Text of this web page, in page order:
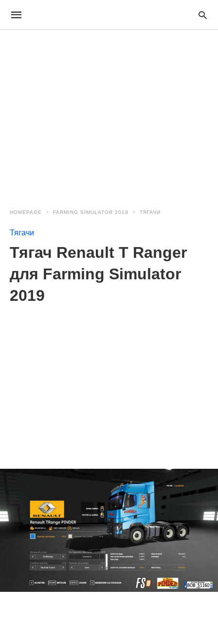
HOMEPAGE FARMING SIMULATOR 2019 ТЯГАЧИ
Тягачи
Тягач Renault T Ranger
для Farming Simulator
2019